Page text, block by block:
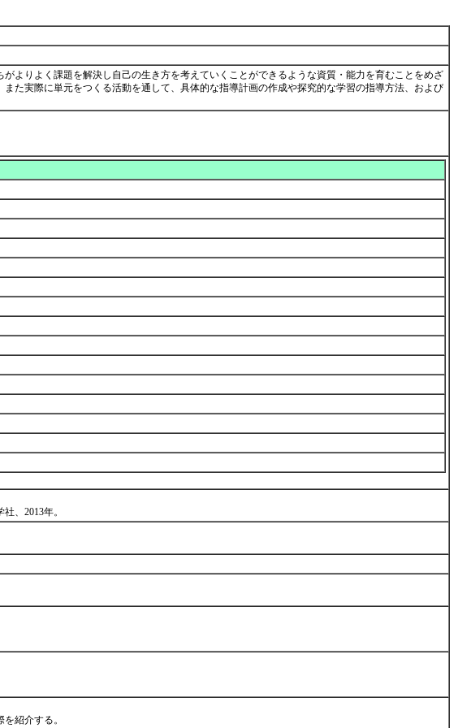
よりよく課題を解決し自己の生き方を考えていくことができるような資質・能力を育むことをめざ
た実際に単元をつくる活動を通して、具体的な指導計画の作成や探究的な学習の指導方法、および
、2013年。
紹介する。